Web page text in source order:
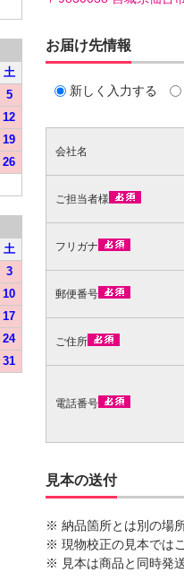
お届け先情報
新しく入力する
会社名
ご担当者様
フリガナ
郵便番号
ご住所
電話番号
見本の送付
※ 納品箇所とは別の場
※ 現物校正の見本では
※ 見本は商品と同時発
土
5
12
19
26
土
3
10
17
24
31